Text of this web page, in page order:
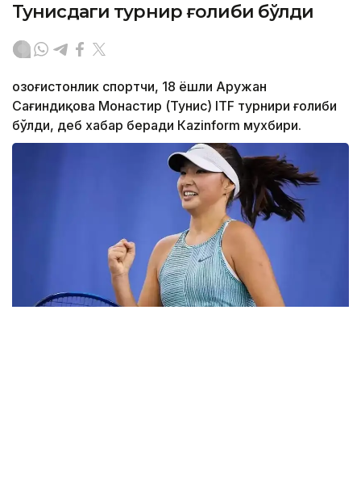
Тунисдаги турнир ғолиби бўлди
Қозоғистонлик спортчи, 18 ёшли Аружан
Сағиндиқова Монастир (Тунис) ITF турнири ғолиби
бўлди, деб хабар беради Каzinform мухбири.